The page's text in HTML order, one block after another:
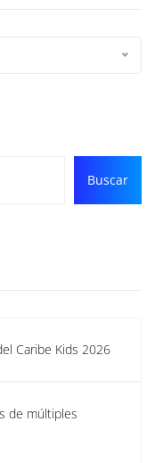
Buscar
Caribe Kids 2026
de múltiples